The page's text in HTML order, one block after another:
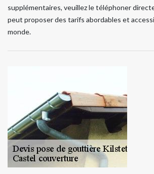
supplémentaires, veuillez le téléphoner
peut proposer des tarifs abordables et
monde.